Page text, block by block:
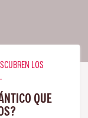
LOS
QUE